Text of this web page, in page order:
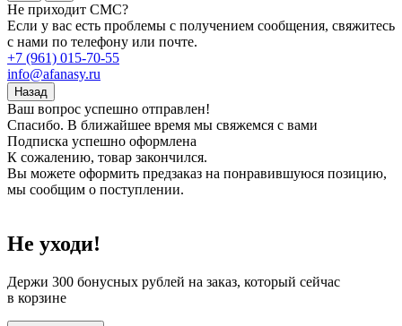
Не приходит СМС?
Если у вас есть проблемы с получением сообщения, свяжитесь
с нами по телефону или почте.
+7 (961) 015-70-55
info@afanasy.ru
Назад
Ваш вопрос успешно отправлен!
Спасибо. В ближайшее время мы свяжемся с вами
Подписка успешно оформлена
К сожалению, товар закончился.
Вы можете оформить предзаказ на понравившуюся позицию,
мы сообщим о поступлении.
Не уходи!
Держи 300 бонусных рублей на заказ, который сейчас
в корзине